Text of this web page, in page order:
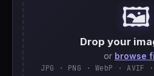
🖼️
Drop your
or browse
JPG · PNG · WebP · AVIF